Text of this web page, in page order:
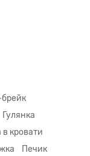
Гулянка
в кровати
Печик